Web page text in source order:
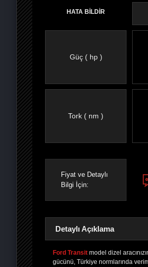
HATA BİLDİR
Güç ( hp )
Tork ( nm )
Fiyat ve Detaylı
Bilgi İçin:
Detaylı Açıklama
Ford Transit model dizel
gücünü, Türkiye normlarında